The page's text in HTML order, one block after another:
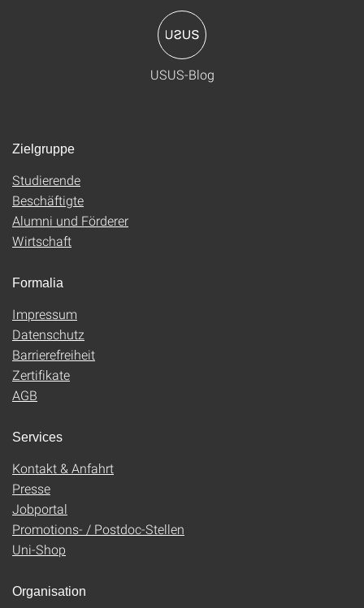
USUS-Blog
Zielgruppe
Studierende
Beschäftigte
Alumni und Förderer
Wirtschaft
Formalia
Impressum
Datenschutz
Barrierefreiheit
Zertifikate
AGB
Services
Kontakt & Anfahrt
Presse
Jobportal
Promotions- / Postdoc-Stellen
Uni-Shop
Organisation